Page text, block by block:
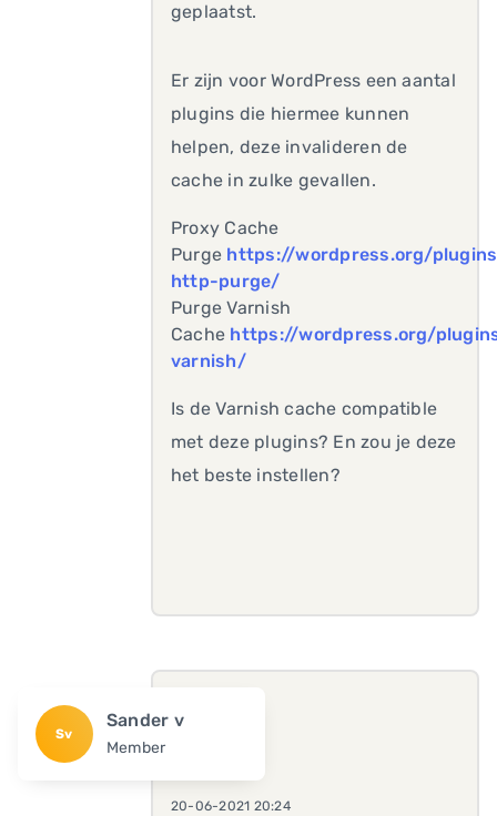
geplaatst.
Er zijn voor WordPress een aantal
plugins die hiermee kunnen
helpen, deze invalideren de
cache in zulke gevallen.
Proxy Cache
Purge https://wordpress.org/
http-purge/
Purge Varnish
Cache https://wordpress.org/
varnish/
Is de Varnish cache compatible
met deze plugins? En zou je deze
het beste instellen?
Sv
Sander v
Member
20-06-2021 20:24